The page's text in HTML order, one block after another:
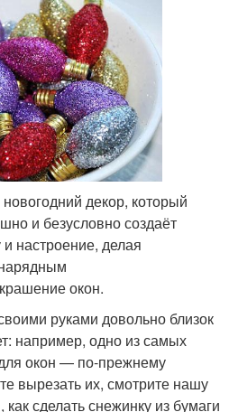
декор, который
и безусловно создаёт
настроение, делая
окон.
руками довольно близок
например, одно из самых
окон — по‑прежнему
вырезать их, смотрите нашу
сделать снежинку из бумаги